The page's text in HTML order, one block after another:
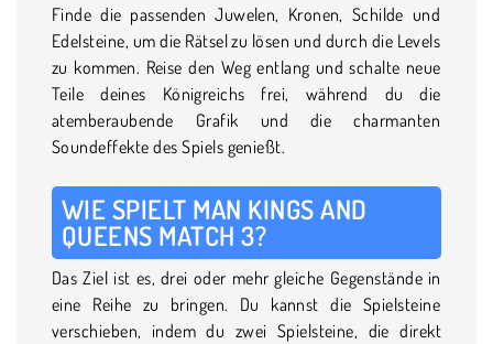
Finde die passenden Juwelen, Kronen, Schilde und
Edelsteine, um die Rätsel zu lösen und durch die Levels
zu kommen. Reise den Weg entlang und schalte neue
Teile deines Königreichs frei, während du die
atemberaubende Grafik und die charmanten
Soundeffekte des Spiels genießt.
WIE SPIELT MAN KINGS AND
QUEENS MATCH 3?
Das Ziel ist es, drei oder mehr gleiche Gegenstände in
eine Reihe zu bringen. Du kannst die Spielsteine
verschieben, indem du zwei Spielsteine, die direkt